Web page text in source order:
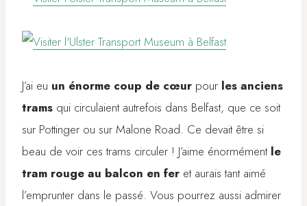
J’ai eu un énorme coup de cœur pour les anciens
trams qui circulaient autrefois dans Belfast, que ce soit
sur Pottinger ou sur Malone Road. Ce devait être si
beau de voir ces trams circuler ! J’aime énormémentle
tram rouge au balcon en fer et aurais tant aimé
l’emprunter dans le passé. Vous pourrez aussi admirer